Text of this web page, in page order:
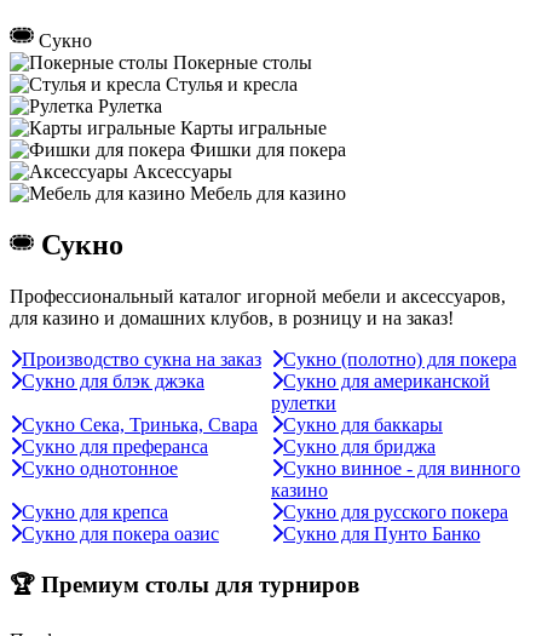
Сукно
Покерные столы
Стулья и кресла
Рулетка
Карты игральные
Фишки для покера
Аксессуары
Мебель для казино
Сукно
Профессиональный каталог игорной мебели и аксессуаров,
для казино и домашних клубов, в розницу и на заказ!
Производство сукна на заказ
Сукно (полотно) для покера
Сукно для блэк джэка
Сукно для американской
рулетки
Сукно Сека, Тринька, Свара
Сукно для баккары
Сукно для преферанса
Сукно для бриджа
Сукно однотонное
Сукно винное - для винного
казино
Сукно для крепса
Сукно для русского покера
Сукно для покера оазис
Сукно для Пунто Банко
🏆 Премиум столы для турниров